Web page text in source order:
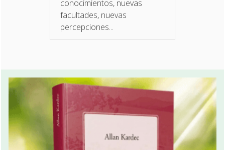
conocimientos, nuevas
facultades, nuevas
percepciones...